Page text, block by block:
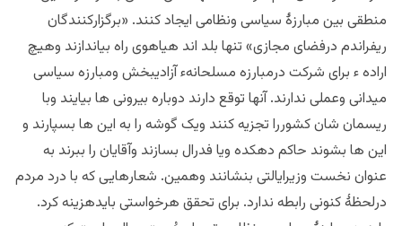
منطقی بین مبارزۀ سیاسی ونظامی ایجاد کنند. «برگزارکنندگان
ریفراندم درفضای مجازی» تنها بلد اند هیاهوی راه بیاندازند وهیچ
اراده ء برای شرکت درمبارزه مسلحانهء آزادیبخش ومبارزه سیاسی
میدانی وعملی ندارند. آنها توقع دارند دوباره بیرونی ها بیایند وبا
ریسمان شان کشوررا تجزیه کنند ویک گوشه را به این ها بسپارند و
این ها بشوند حاکم دهکده ویا فدرال بسازند وآقایان را ببرند به
عنوان نخست وزیرایالتی بنشانند وهمین. شعارهایی که با درد مردم
درلحظۀ کنونی رابطه ندارد. برای تحقق هرخواستی بایدهزینه کرد.